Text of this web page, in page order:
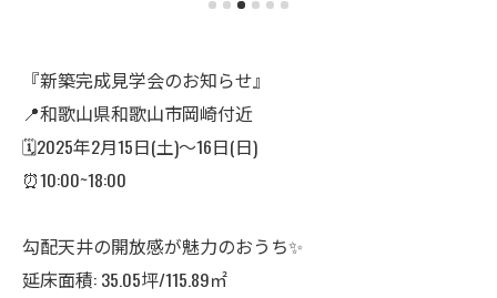
『新築完成見学会のお知らせ』
📍和歌山県和歌山市岡崎付近
🗓2025年2月15日(土)～16日(日)
⏰10:00~18:00
勾配天井の開放感が魅力のおうち✨
延床面積: 35.05坪/115.89㎡